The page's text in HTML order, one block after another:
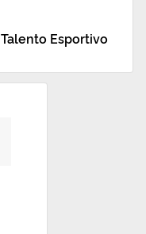
Talento Esportivo